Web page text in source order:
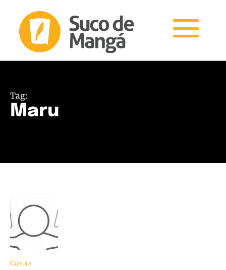
Tag:
Maru
Cultura